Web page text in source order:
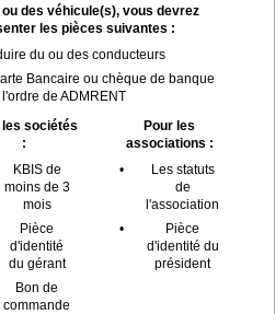
des véhicule(s), vous devrez
les pièces suivantes :
du ou des conducteurs
Bancaire ou chèque de banque
de ADMRENT
les sociétés
:
KBIS de
moins de 3
mois
Pièce
d'identité
du gérant
Bon de
commande
Pour les
associations :
•
Les statuts
de
l'association
•
Pièce
d'identité du
président